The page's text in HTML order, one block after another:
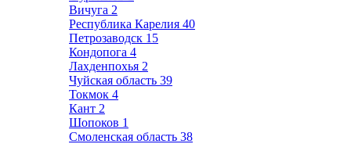
Вичуга 2
Республика Карелия 40
Петрозаводск 15
Кондопога 4
Лахденпохья 2
Чуйская область 39
Токмок 4
Кант 2
Шопоков 1
Смоленская область 38